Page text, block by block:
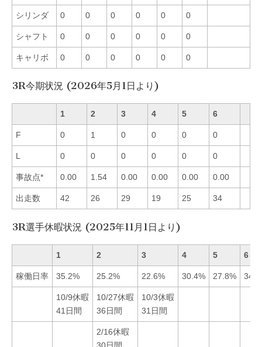
シリンダ 0 0 0 0 0 0
シャフト 0 0 0 0 0 0
キャリボ 0 0 0 0 0 0
3R今期状況 (2026年5月1日より)
1 2 3 4 5 6
F 0 1 0 0 0 0
L 0 0 0 0 0 0
事故点* 0.00 1.54 0.00 0.00 0.00 0.00
出走数 42 26 29 19 25 34
3R選手休暇状況 (2025年11月1日より)
1 2 3 4 5 6
稼働日率 35.2% 25.2% 22.6% 30.4% 27.8%
10/9休暇
41日間
10/27休暇
36日間
10/3休暇
31日間
2/16休暇